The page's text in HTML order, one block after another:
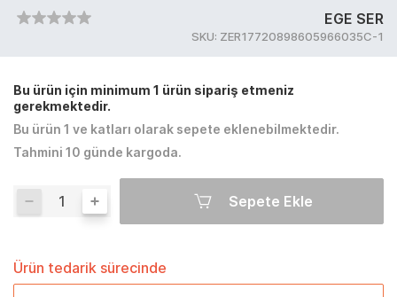
EGE SER
SKU: ZER17720898605966035C-1
Bu ürün için minimum 1 ürün sipariş etmeniz
gerekmektedir.
Bu ürün 1 ve katları olarak sepete eklenebilmektedir.
Tahmini 10 günde kargoda.
Sepete Ekle
Ürün tedarik sürecinde